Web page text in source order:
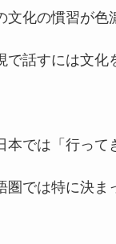
文化の慣習が色
で話すには文化
本では「行って
圏では特に決ま